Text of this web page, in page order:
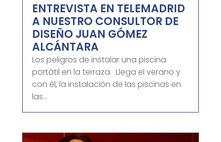
ENTREVISTA EN TELEMADRID
A NUESTRO CONSULTOR DE
DISEÑO JUAN GÓMEZ
ALCÁNTARA
Los peligros de instalar una piscina
portátil en la terraza Llega el verano y
con él, la instalación de las piscinas en
las...